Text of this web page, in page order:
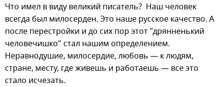
Что имел в виду великий писатель? Наш человек
всегда был милосерден. Это наше русское качество. А
после перестройки и до сих пор этот "дрянненький
человечишко" стал нашим определением.
Неравнодушие, милосердие, любовь — к людям,
стране, месту, где живешь и работаешь — все это
стало исчезать.